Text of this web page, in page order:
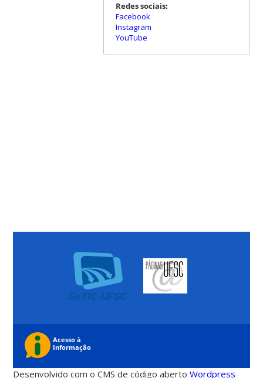
Redes sociais:
Facebook
Instagram
YouTube
Desenvolvido com o CMS de código abertoWordpress